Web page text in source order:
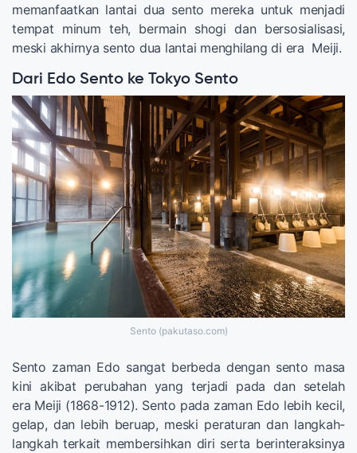
memanfaatkan lantai dua sento mereka untuk menjadi
tempat minum teh, bermain shogi dan bersosialisasi,
meski akhirnya sento dua lantai menghilang di era Meiji.
Dari Edo Sento ke Tokyo Sento
Sento (pakutaso.com)
Sento zaman Edo sangat berbeda dengan sento masa
kini akibat perubahan yang terjadi pada dan setelah
era Meiji (1868-1912). Sento pada zaman Edo lebih kecil,
gelap, dan lebih beruap, meski peraturan dan langkah-
langkah terkait membersihkan diri serta berinteraksinya